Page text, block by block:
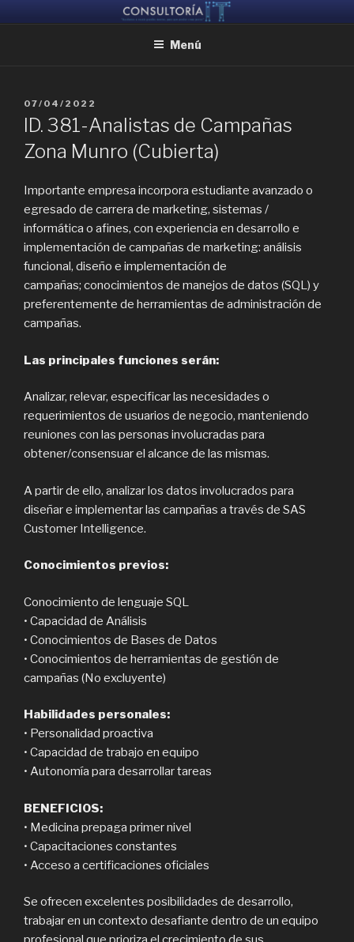
al
CONSULTORIA IT
Ayudamos a reunir grandes mentes, para que puedan crear juntas
Menú
PUBLICADO
EL
07/04/2022
ID. 381-Analistas de Campañas
Zona Munro (Cubierta)
Importante empresa incorpora estudiante avanzado o
egresado de carrera de marketing, sistemas /
informática o afines, con experiencia en desarrollo e
implementación de campañas de marketing: análisis
funcional, diseño e implementación de
campañas; conocimientos de manejos de datos (SQL) y
preferentemente de herramientas de administración de
campañas.
Las principales funciones serán:
Analizar, relevar, especificar las necesidades o
requerimientos de usuarios de negocio, manteniendo
reuniones con las personas involucradas para
obtener/consensuar el alcance de las mismas.
A partir de ello, analizar los datos involucrados para
diseñar e implementar las campañas a través de SAS
Customer Intelligence.
Conocimientos previos:
Conocimiento de lenguaje SQL
• Capacidad de Análisis
• Conocimientos de Bases de Datos
• Conocimientos de herramientas de gestión de
campañas (No excluyente)
Habilidades personales:
• Personalidad proactiva
• Capacidad de trabajo en equipo
• Autonomía para desarrollar tareas
BENEFICIOS:
• Medicina prepaga primer nivel
• Capacitaciones constantes
• Acceso a certificaciones oficiales
Se ofrecen excelentes posibilidades de desarrollo,
trabajar en un contexto desafiante dentro de un equipo